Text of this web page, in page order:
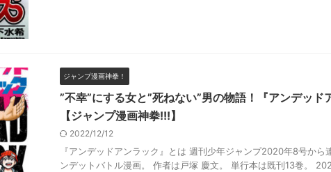
ジャンプ漫画神拳！
”不幸”にする女と”死ねない”男の物語！『アンデッド
【ジャンプ漫画神拳!!!】
2022/12/12
『アンデッドアンラック』とは 週刊少年ジャンプ2020年8号から
ンデットバトル漫画。 作者は戸塚 慶文。 単行本は既刊13巻。